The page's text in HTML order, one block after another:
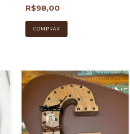
R$98,00